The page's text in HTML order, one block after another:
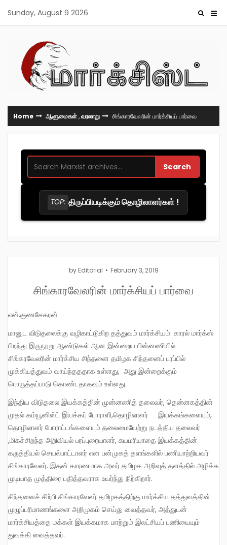
content
Sunday, August 9 2026
Home ஆளுமைகள்,வரலாறு சிங்காரவேலரின் மார்க்சியப் பார்வை
Search
TOP: திருப்பியடிக்கும் தொழிலாளர்கள் !
by Editorial February 3, 2019
சிங்காரவேலரின் மார்க்சியப் பார்வை
என்.குணசேகரன்
மானுட விடுதலைக்கு வழிகாட்டுகிற தத்துவம் மார்க்சியம். காரல் மார்க்ஸ்
பிறந்து இருநூறு ஆண்டுகள் ஆன இன்றைய பின்னணியில்
சிங்கரவேலரின் மார்க்சிய சிந்தனை தமிழக சிந்தனைப் பரப்பில்
முக்கியத்துவம் வாய்ந்தததாக உள்ளது, அது இன்றைக்கும்
பொருத்தப்பாடு கொண்டதாகவும் உள்ளது.
இந்திய விடுதலை இயக்கத்தின் முன்னணித் தலைவர், தென்னகத்தின்
முதல் கம்யூனிஸ்ட் இயக்கப் போராளி,தொழிலாளர் இயக்கங்களையும்,
தொழிலாளர் போராட்டங்களையும் தலைமையேற்று நடத்திய தலைவர்
,மிகச்சிறந்த அறிவியல் பரப்புரையாளர், சுயமரியாதை இயக்கத்தின்
கருத்தியல் செயல்பாட்டாளர் என பன்முகத் தளங்களில் பணியாற்றியவர்
சிங்காரவேலர். இதன் காரணமாக அவர் தமிழக அறிவுத் தளத்தில் அழிக்க
முடியாத முத்திரை பதித்தவராக உயர்ந்து நிற்கிறார்.
சிந்தனைச் சிற்பி சிங்காரவேலர் தமிழகத்திற்கு மார்க்சிய தத்துவத்தின்
முழுப்பரிமாணங்களை அறிமுகம் செய்து வைத்தவர், அத்துடன்
மார்க்சியத்தை மக்கள் இயக்கமாக மாற்றும் இலட்சியப் பணியையும்
துவக்கி வைத்தவர்.